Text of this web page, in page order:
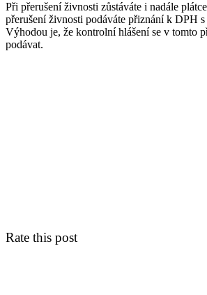
Při přerušení živnosti zůstáváte i nadále
přerušení živnosti podáváte přiznání k DPH
Výhodou je, že kontrolní hlášení se v tomto
podávat.
Rate this post